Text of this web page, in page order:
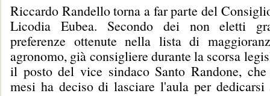
Riccardo Randello torna a far parte del
Licodia Eubea. Secondo dei non eletti
preferenze ottenute nella lista di
agronomo, già consigliere durante la scorsa
il posto del vice sindaco Santo Randone,
mesi ha deciso di lasciare l'aula per